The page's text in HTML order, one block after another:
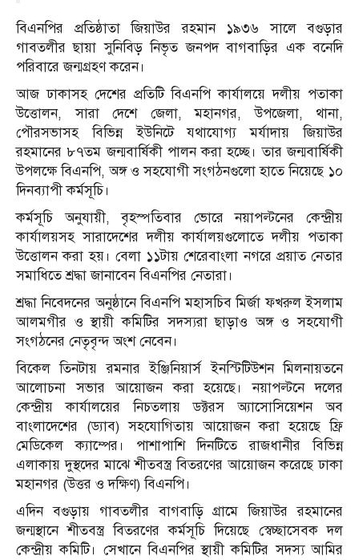
বিএনপির প্রতিষ্ঠাতা জিয়াউর রহমান ১৯৩৬ সালে বগুড়ার
গাবতলীর ছায়া সুনিবিড় নিভৃত জনপদ বাগবাড়ির এক বনেদি
পরিবারে জন্মগ্রহণ করেন।
আজ ঢাকাসহ দেশের প্রতিটি বিএনপি কার্যালয়ে দলীয় পতাকা
উত্তোলন, সারা দেশে জেলা, মহানগর, উপজেলা, থানা,
পৌরসভাসহ বিভিন্ন ইউনিটে যথাযোগ্য মর্যাদায় জিয়াউর
রহমানের ৮৭তম জন্মবার্ষিকী পালন করা হচ্ছে। তার জন্মবার্ষিকী
উপলক্ষে বিএনপি, অঙ্গ ও সহযোগী সংগঠনগুলো হাতে নিয়েছে ১০
দিনব্যাপী কর্মসূচি।
কর্মসূচি অনুযায়ী, বৃহস্পতিবার ভোরে নয়াপল্টনের কেন্দ্রীয়
কার্যালয়সহ সারাদেশের দলীয় কার্যালয়গুলোতে দলীয় পতাকা
উত্তোলন করা হয়। বেলা ১১টায় শেরেবাংলা নগরে প্রয়াত নেতার
সমাধিতে শ্রদ্ধা জানাবেন বিএনপির নেতারা।
শ্রদ্ধা নিবেদনের অনুষ্ঠানে বিএনপি মহাসচিব মির্জা ফখরুল ইসলাম
আলমগীর ও স্থায়ী কমিটির সদস্যরা ছাড়াও অঙ্গ ও সহযোগী
সংগঠনের নেতৃবৃন্দ অংশ নেবেন।
বিকেল তিনটায় রমনার ইঞ্জিনিয়ার্স ইনস্টিটিউশন মিলনায়তনে
আলোচনা সভার আয়োজন করা হয়েছে। নয়াপল্টনে দলের
কেন্দ্রীয় কার্যালয়ের নিচতলায় ডক্টরস অ্যাসোসিয়েশন অব
বাংলাদেশের (ড্যাব) সহযোগিতায় আয়োজন করা হয়েছে ফ্রি
মেডিকেল ক্যাম্পের। পাশাপাশি দিনটিতে রাজধানীর বিভিন্ন
এলাকায় দুস্থদের মাঝে শীতবস্ত্র বিতরণের আয়োজন করেছে ঢাকা
মহানগর (উত্তর ও দক্ষিণ) বিএনপি।
এদিন বগুড়ায় গাবতলীর বাগবাড়ি গ্রামে জিয়াউর রহমানের
জন্মস্থানে শীতবস্ত্র বিতরণের কর্মসূচি দিয়েছে স্বেচ্ছাসেবক দল
কেন্দ্রীয় কমিটি। সেখানে বিএনপির স্থায়ী কমিটির সদস্য আমির